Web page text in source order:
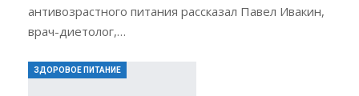
антивозрастного питания рассказал Павел Ивакин,
врач-диетолог,…
ЗДОРОВОЕ ПИТАНИЕ